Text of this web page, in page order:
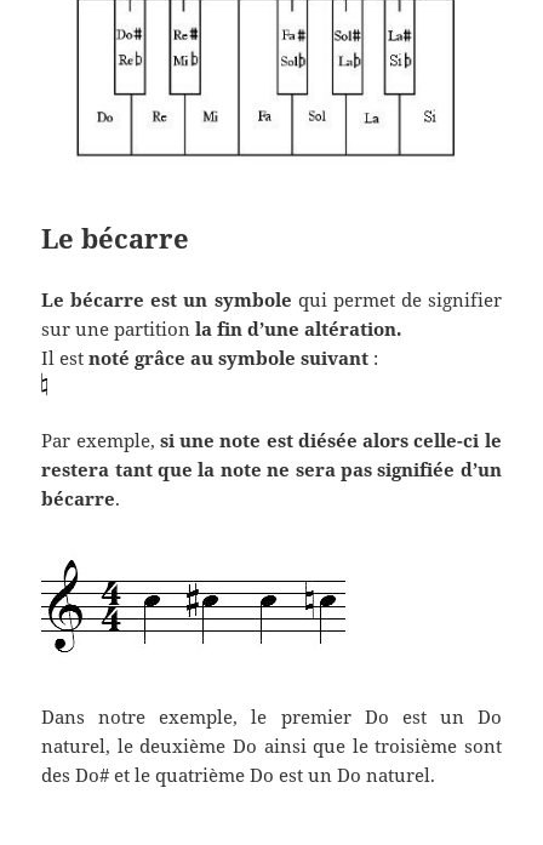
Le bécarre
Le bécarre est un symbole qui permet de signifier
sur une partitionla fin d’une altération.
Il estnoté grâce au symbole suivant :
Par exemple, si une note est diésée alors celle-ci le
restera tant que la note ne sera pas signifiée d’un
bécarre.
Dans notre exemple, le premier Do est un Do
naturel, le deuxième Do ainsi que le troisième sont
des Do# et le quatrième Do est un Do naturel.